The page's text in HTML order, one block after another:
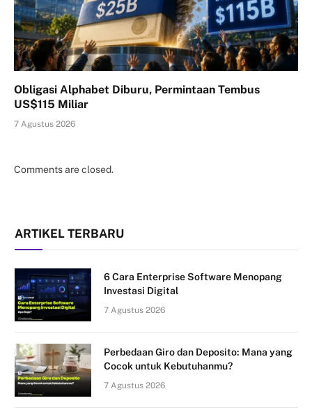
Obligasi Alphabet Diburu, Permintaan Tembus
US$115 Miliar
7 Agustus 2026
Comments are closed.
ARTIKEL TERBARU
6 Cara Enterprise Software Menopang
Investasi Digital
7 Agustus 2026
Perbedaan Giro dan Deposito: Mana yang
Cocok untuk Kebutuhanmu?
7 Agustus 2026